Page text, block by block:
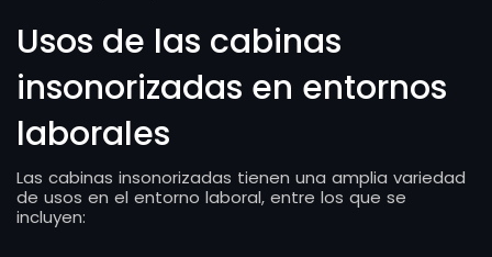
Usos de las cabinas
insonorizadas en entornos
laborales
Las cabinas insonorizadas tienen una amplia variedad
de usos en el entorno laboral, entre los que se
incluyen: